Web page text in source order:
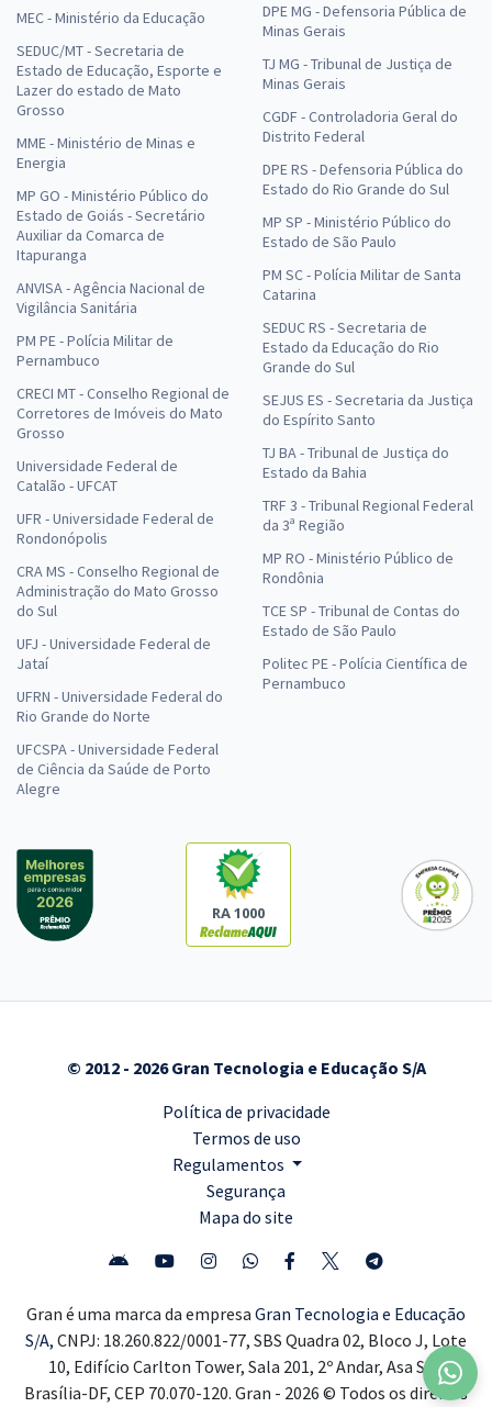
MEC - Ministério da Educação
SEDUC/MT - Secretaria de
Estado de Educação, Esporte e
Lazer do estado de Mato
Grosso
MME - Ministério de Minas e
Energia
MP GO - Ministério Público do
Estado de Goiás - Secretário
Auxiliar da Comarca de
Itapuranga
ANVISA - Agência Nacional de
Vigilância Sanitária
PM PE - Polícia Militar de
Pernambuco
CRECI MT - Conselho Regional de
Corretores de Imóveis do Mato
Grosso
Universidade Federal de
Catalão - UFCAT
UFR - Universidade Federal de
Rondonópolis
CRA MS - Conselho Regional de
Administração do Mato Grosso
do Sul
UFJ - Universidade Federal de
Jataí
UFRN - Universidade Federal do
Rio Grande do Norte
UFCSPA - Universidade Federal
de Ciência da Saúde de Porto
Alegre
DPE MG - Defensoria Pública de
Minas Gerais
TJ MG - Tribunal de Justiça de
Minas Gerais
CGDF - Controladoria Geral do
Distrito Federal
DPE RS - Defensoria Pública do
Estado do Rio Grande do Sul
MP SP - Ministério Público do
Estado de São Paulo
PM SC - Polícia Militar de Santa
Catarina
SEDUC RS - Secretaria de
Estado da Educação do Rio
Grande do Sul
SEJUS ES - Secretaria da Justiça
do Espírito Santo
TJ BA - Tribunal de Justiça do
Estado da Bahia
TRF 3 - Tribunal Regional Federal
da 3ª Região
MP RO - Ministério Público de
Rondônia
TCE SP - Tribunal de Contas do
Estado de São Paulo
Politec PE - Polícia Científica de
Pernambuco
RA 1000
© 2012 - 2026 Gran Tecnologia e Educação S/A
Política de privacidade
Termos de uso
Regulamentos
Segurança
Mapa do site
Gran é uma marca da empresa Gran Tecnologia e Educação
S/A, CNPJ: 18.260.822/0001-77, SBS Quadra 02, Bloco J, Lote
10, Edifício Carlton Tower, Sala 201, 2º Andar, Asa Sul,
Brasília-DF, CEP 70.070-120. Gran - 2026 © Todos os direitos